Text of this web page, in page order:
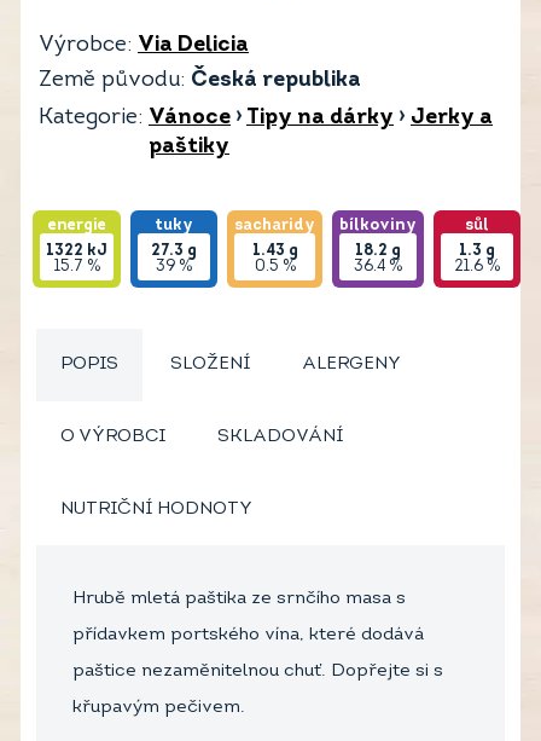
Výrobce: Via Delicia
Země původu: Česká republika
Kategorie: Vánoce › Tipy na dárky › Jerky a
paštiky
energie
1322 kJ
15.7 %
tuky
27.3 g
39 %
sacharidy
1.43 g
0.5 %
bílkoviny
18.2 g
36.4 %
sůl
1.3 g
21.6 %
POPIS SLOŽENÍ ALERGENY
O VÝROBCI SKLADOVÁNÍ
NUTRIČNÍ HODNOTY
Hrubě mletá paštika ze srnčího masa s
přídavkem portského vína, které dodává
paštice nezaměnitelnou chuť. Dopřejte si s
křupavým pečivem.